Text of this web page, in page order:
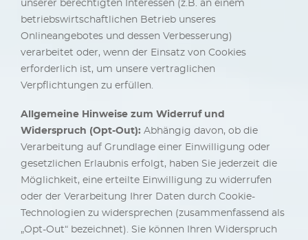
unserer berechtigten Interessen (z.B. an einem
betriebswirtschaftlichen Betrieb unseres
Onlineangebotes und dessen Verbesserung)
verarbeitet oder, wenn der Einsatz von Cookies
erforderlich ist, um unsere vertraglichen
Verpflichtungen zu erfüllen.
Allgemeine Hinweise zum Widerruf und
Widerspruch (Opt-Out): Abhängig davon, ob die
Verarbeitung auf Grundlage einer Einwilligung oder
gesetzlichen Erlaubnis erfolgt, haben Sie jederzeit die
Möglichkeit, eine erteilte Einwilligung zu widerrufen
oder der Verarbeitung Ihrer Daten durch Cookie-
Technologien zu widersprechen (zusammenfassend als
„Opt-Out“ bezeichnet). Sie können Ihren Widerspruch